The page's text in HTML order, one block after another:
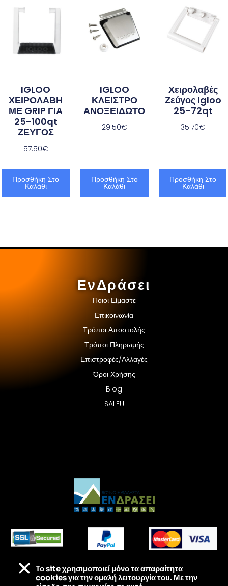
IGLOO
ΧΕΙΡΟΛΑΒΗ
ΜΕ GRIP ΓΙΑ
25-100qt
ΖΕΥΓΟΣ
57.50€
Προσθήκη Στο
Καλάθι
IGLOO
ΚΛΕΙΣΤΡΟ
ΑΝΟΞΕΙΔΩΤΟ
29.50€
Προσθήκη Στο
Καλάθι
Χειρολαβές
Ζεύγος Igloo
25-72qt
35.70€
Προσθήκη Στο
Καλάθι
ΕνΔράσει
Ποιοι Είμαστε
Επικοινωνία
Τρόποι Αποστολής
Τρόποι Πληρωμής
Επιστροφές/Αλλαγές
Όροι Χρήσης
Blog
SALE!!!
Τα πάντα για τις εξορμήσεις σου – Στις καλύτερες
τιμές της αγοράς
Το site χρησιμοποιεί μόνο τα απαραίτητα
cookies για την ομαλή λειτουργία του. Με την